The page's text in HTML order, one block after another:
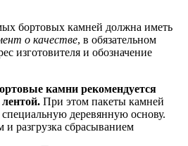
бортовых камней должна иметь
о качестве, в обязательном
изготовителя и обозначение
камни рекомендуется
При этом пакеты камней
деревянную основу.
разгрузка сбрасыванием